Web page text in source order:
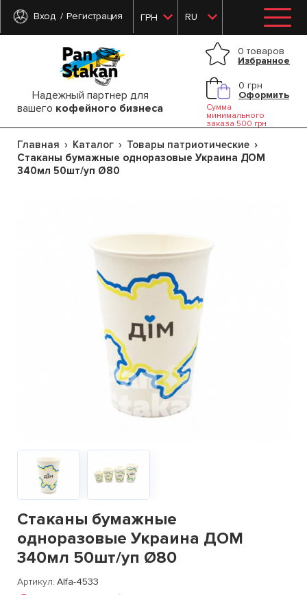
Вход Регистрация ГРН RU
Надежный партнер для
вашего кофейного бизнеса
0 товаров
Избранное
0 грн
Оформить
Сумма
минимального
заказа 500 грн
Главная Каталог
Товары патриотические
Стаканы бумажные одноразовые Украина ДОМ
340мл 50шт/уп Ø80
Стаканы бумажные
одноразовые Украина ДОМ
340мл 50шт/уп Ø80
Артикул Alfa-4533